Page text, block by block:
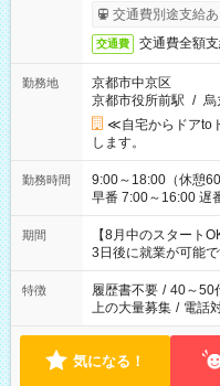
交通費別途支給あ
交通費 交通費全額
勤務地
京都市中京区
京都市役所前駅 / 烏
≪自宅からドアto
します。
勤務時間
9:00～18:00（休憩60分） ■ご希望があれば下記シ
早番 7:00～16:00 遅番
と休みを合わせたい
「できれば残業は
ね。 ※Wワーク希望の方へ 今ご覧のお仕事で希望する勤務時間
と、もう1つのお仕
合は応募できません
期間
【8月中のスタート
3日後に就業が可能で
特徴 履歴書不要 / 40～50
上の大量募集 / 電話
気になる！